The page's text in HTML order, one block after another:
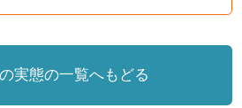
実態の一覧へもどる